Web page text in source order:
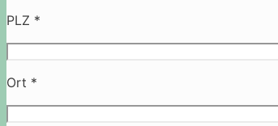
PLZ *
Ort *